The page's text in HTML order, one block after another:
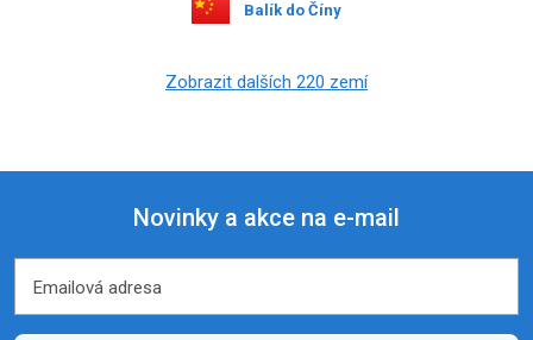
Balík do Číny
Zobrazit dalších 220 zemí
Novinky a akce na e-mail
Emailová adresa